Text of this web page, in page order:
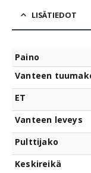
LISÄTIEDOT
Paino
Vanteen
ET
Vanteen leveys
Pulttijako
Keskireikä